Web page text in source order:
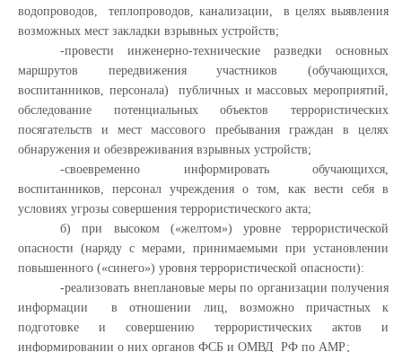
водопроводов, теплопроводов, канализации, в целях выявления
возможных мест закладки взрывных устройств;
-провести инженерно-технические разведки основных
маршрутов передвижения участников (обучающихся,
воспитанников, персонала) публичных и массовых мероприятий,
обследование потенциальных объектов террористических
посягательств и мест массового пребывания граждан в целях
обнаружения и обезвреживания взрывных устройств;
-своевременно информировать обучающихся,
воспитанников, персонал учреждения о том, как вести себя в
условиях угрозы совершения террористического акта;
б) при высоком («желтом») уровне террористической
опасности (наряду с мерами, принимаемыми при установлении
повышенного («синего») уровня террористической опасности):
-реализовать внеплановые меры по организации получения
информации в отношении лиц, возможно причастных к
подготовке и совершению террористических актов и
информировании о них органов ФСБ и ОМВД РФ по АМР;